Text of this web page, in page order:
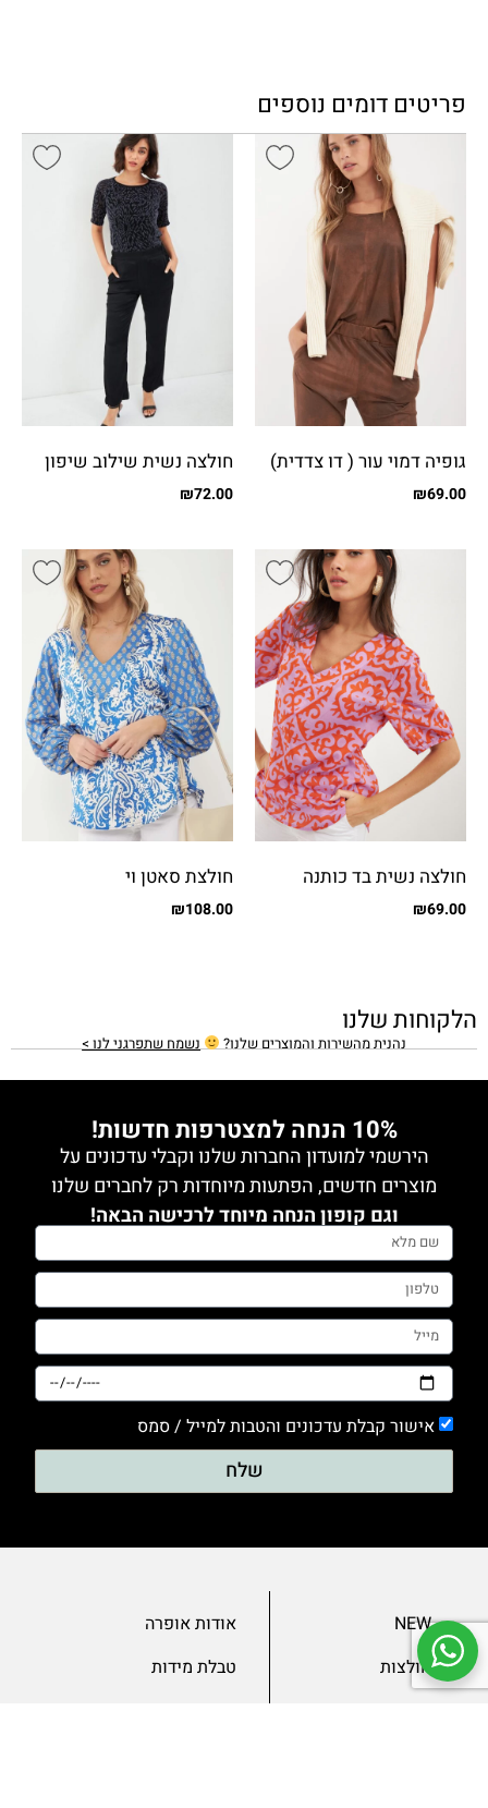
פריטים דומים נוספים
גופיה דמוי עור ( דו צדדית)
₪69.00
חולצה נשית שילוב שיפון
מבריק₪72.00
חולצה נשית בד כותנה
מודפס
₪69.00
חולצת סאטן וי
₪108.00
הלקוחות שלנו
נהנית מהשירות והמוצרים שלנו? נשמח שתפרגני לנו >
10% הנחה למצטרפות חדשות!
הירשמי למועדון החברות שלנו וקבלי עדכונים על
מוצרים חדשים, הפתעות מיוחדות רק לחברים שלנו
וגם קופון הנחה מיוחד לרכישה הבאה!
אישור קבלת עדכונים והטבות למייל / סמס
שלח
NEW
חולצות
אודות אופרה
טבלת מידות